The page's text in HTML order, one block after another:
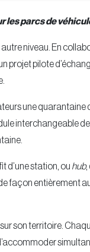
les parcs de
niveau. En
projet pilote
une quarantaine
interchangeable
d’une station, ou hub,
façon entièrement
son territoire.